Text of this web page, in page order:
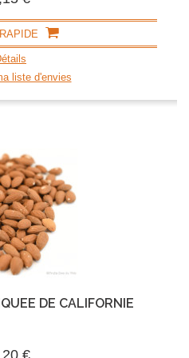
liste d'envies
DE CALIFORNIE
€